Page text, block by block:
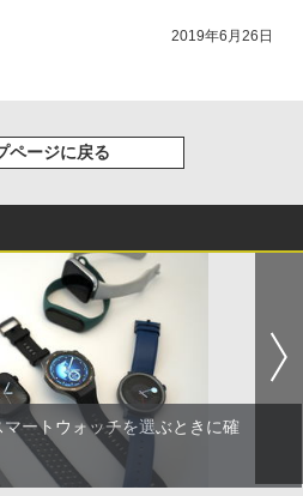
2019年6月26日
ページに戻る
ートウォッチを選ぶときに確